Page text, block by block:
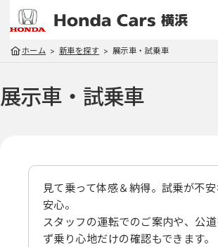
ホーム 新車を探す 展示車・試乗車
展示車・試乗車
見て乗って体感＆納得。試乗が不安
安心。
スタッフの運転でのご案内や、 公
ず乗り心地だけの確認もできます。